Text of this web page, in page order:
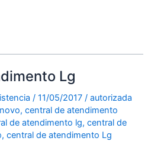
Lg
/11/05/2017 /autorizada
,central de atendimento
de atendimento lg,central de
,central de atendimento Lg